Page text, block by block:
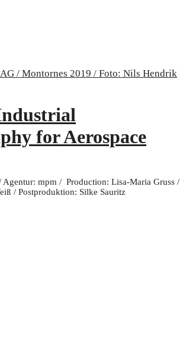
for Aerospace
Agentur: mpm / Production: Lisa-Maria Gruss /
/ Postproduktion: Silke Sauritz